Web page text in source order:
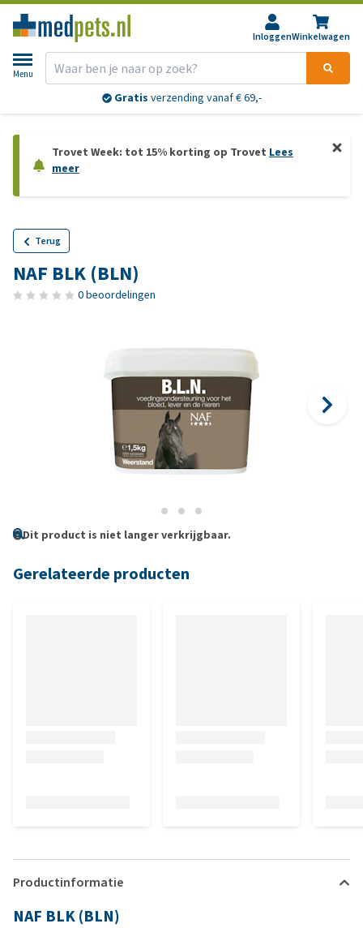
InloggenWinkelwagen
Menu
Gratis verzending vanaf € 69,-
Trovet Week: tot 15% korting op Trovet Lees
meer
Terug
NAF BLK (BLN)
0 beoordelingen
Dit product is niet langer verkrijgbaar.
Gerelateerde producten
Productinformatie
NAF BLK (BLN)